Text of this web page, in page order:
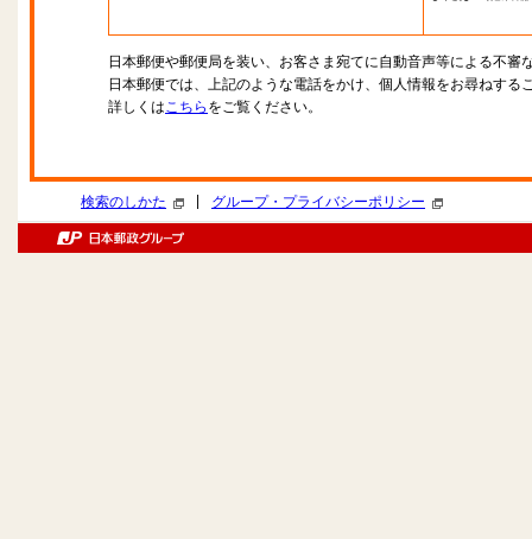
日本郵便や郵便局を装い、お客さま宛てに自動音声等による不審
日本郵便では、上記のような電話をかけ、個人情報をお尋ねする
詳しくはこちら をご覧ください。
検索のしかた グループ・プライバシーポリシー